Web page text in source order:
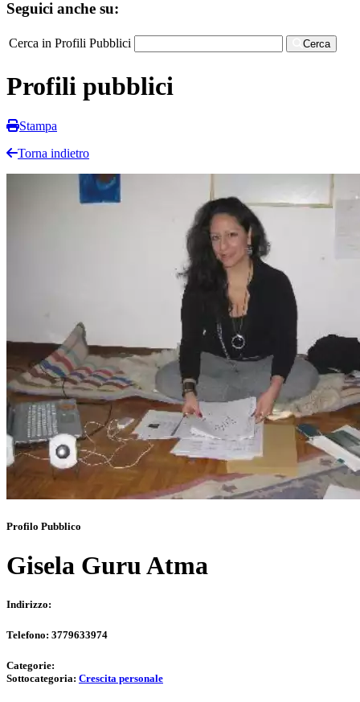
Seguici anche su:
Cerca in Profili Pubblici Cerca
Profili pubblici
Stampa
Torna indietro
Profilo Pubblico
Gisela Guru Atma
Indirizzo:
Telefono: 3779633974
Categorie:
Sottocategoria: Crescita personale